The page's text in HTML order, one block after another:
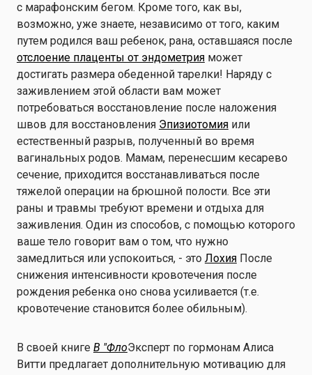
с марафонским бегом. Кроме того, как вы,
возможно, уже знаете, независимо от того, каким
путем родился ваш ребенок, рана, оставшаяся после
отслоение плаценты от эндометрия может
достигать размера обеденной тарелки! Наряду с
заживлением этой области вам может
потребоваться восстановление после наложения
швов для восстановления Эпизиотомия или
естественный разрыв, полученный во время
вагинальных родов. Мамам, перенесшим кесарево
сечение, приходится восстанавливаться после
тяжелой операции на брюшной полости. Все эти
раны и травмы требуют времени и отдыха для
заживления. Один из способов, с помощью которого
ваше тело говорит вам о том, что нужно
замедлиться или успокоиться, - это Лохия После
снижения интенсивности кровотечения после
рождения ребенка оно снова усиливается (т.е.
кровотечение становится более обильным).
В своей книге В "ФлоЭксперт по гормонам Алиса
Витти предлагает дополнительную мотивацию для